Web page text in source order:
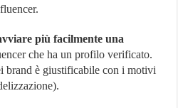
più facilmente una
che ha un profilo verificato.
brand è giustificabile con i motivi